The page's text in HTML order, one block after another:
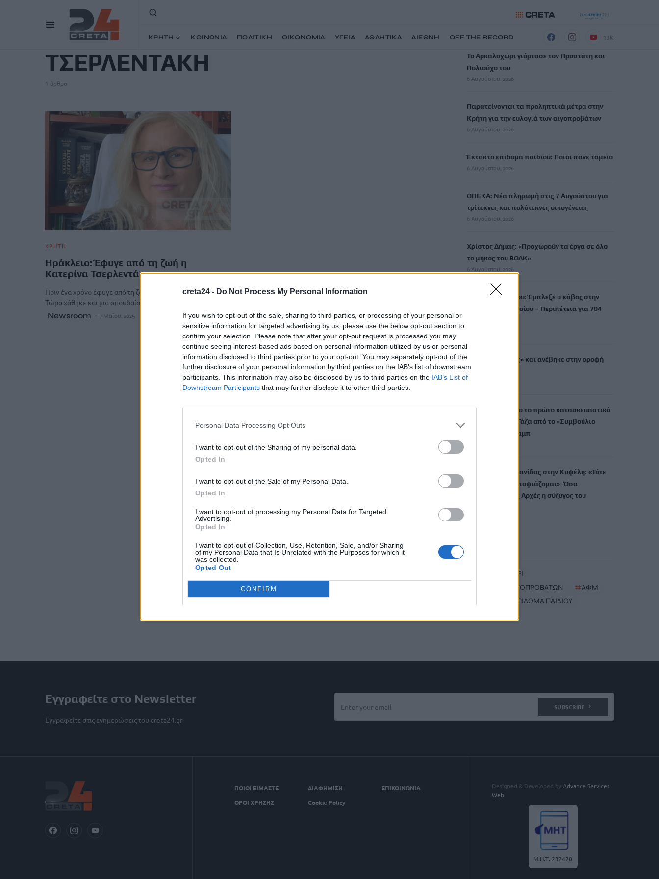
creta24 - Do Not Process My Personal Information
If you wish to opt-out of the sale, sharing to third parties, or processing of your personal or
sensitive information for targeted advertising by us, please use the below opt-out section to
confirm your selection. Please note that after your opt-out request is processed you may
continue seeing interest-based ads based on personal information utilized by us or personal
information disclosed to third parties prior to your opt-out. You may separately opt-out of the
further disclosure of your personal information by third parties on the IAB’s list of downstream
participants. This information may also be disclosed by us to third parties on the IAB’s List of
Downstream Participants that may further disclose it to other third parties.
Personal Data Processing Opt Outs
I want to opt-out of the Sharing of my personal data.
Opted In
I want to opt-out of the Sale of my Personal Data.
Opted In
I want to opt-out of processing my Personal Data for Targeted
Advertising.
Opted In
I want to opt-out of Collection, Use, Retention, Sale, and/or Sharing
of my Personal Data that Is Unrelated with the Purposes for which it
was collected.
Opted Out
CONFIRM
ΚΡΗΤΗ ΚΟΙΝΩΝΙΑ ΠΟΛΙΤΙΚΗ ΟΙΚΟΝΟΜΙΑ ΥΓΕΙΑ ΑΘΛΗΤΙΚΑ ΔΙΕΘΝΗ OFF THE RECORD 13K
ΤΣΕΡΛΕΝΤΑΚΗ
1 άρθρο
ΚΡΗΤΗ
Hράκλειο: Έφυγε από τη ζωή η
Κατερίνα Τσερλεντάκη
Πριν ένα χρόνο έφυγε από τη ζωή ο αδερφός της Γιώργος.
Τώρα χάθηκε και μια σπουδαία παιδίατρος, ένας…
Newsroom 7 Μαΐου, 2025
ΡΟΗ ΕΙΔΗΣΕΩΝ
Το Αρκαλοχώρι γιόρτασε τον Προστάτη και
Πολιούχο του
6 Αυγούστου, 2026
Παρατείνονται τα προληπτικά μέτρα στην
Κρήτη για την ευλογιά των αιγοπροβάτων
6 Αυγούστου, 2026
Έκτακτο επίδομα παιδιού: Ποιοι πάνε ταμείο
6 Αυγούστου, 2026
ΟΠΕΚΑ: Νέα πληρωμή στις 7 Αυγούστου για
τρίτεκνες και πολύτεκνες οικογένειες
6 Αυγούστου, 2026
Χρίστος Δήμας: «Προχωρούν τα έργα σε όλο
το μήκος του ΒΟΑΚ»
6 Αυγούστου, 2026
Λιμάνι Ηρακλείου: Έμπλεξε ο κάβος στην
προπέλα του πλοίου – Περιπέτεια για 704
Ντύθηκε «Χάρος» και ανέβηκε στην οροφή
νοσοκομείου
Guardian: Έτοιμο το πρώτο κατασκευαστικό
συμβόλαιο στη Γάζα από το «Συμβούλιο
Ειρήνης» του Τραμπ
Δολοφονία Βρετανίδας στην Κυψέλη: «Τότε
άρχισα να τον υποψιάζομαι» -Όσα
αποκάλυψε στις Aρχές η σύζυγος του
ΑΡΚΑΛΟΧΩΡΙ
ΕΥΛΟΓΙΑ ΑΙΓΟΠΡΟΒΑΤΩΝ #ΑΦΜ
ΕΚΤΑΚΤΟ ΕΠΙΔΟΜΑ ΠΑΙΔΙΟΥ
Εγγραφείτε στο Newsletter
Εγγραφείτε στις ενημερώσεις του creta24.gr
SUBSCRIBE
ΠΟΙΟΙ ΕΙΜΑΣΤΕ ΔΙΑΦΗΜΙΣΗ
ΕΠΙΚΟΙΝΩΝΙΑ
ΟΡΟΙ ΧΡΗΣΗΣ
Cookie Policy
Designed & Developed by Advance Services
Web
Μ.Η.Τ. 232420